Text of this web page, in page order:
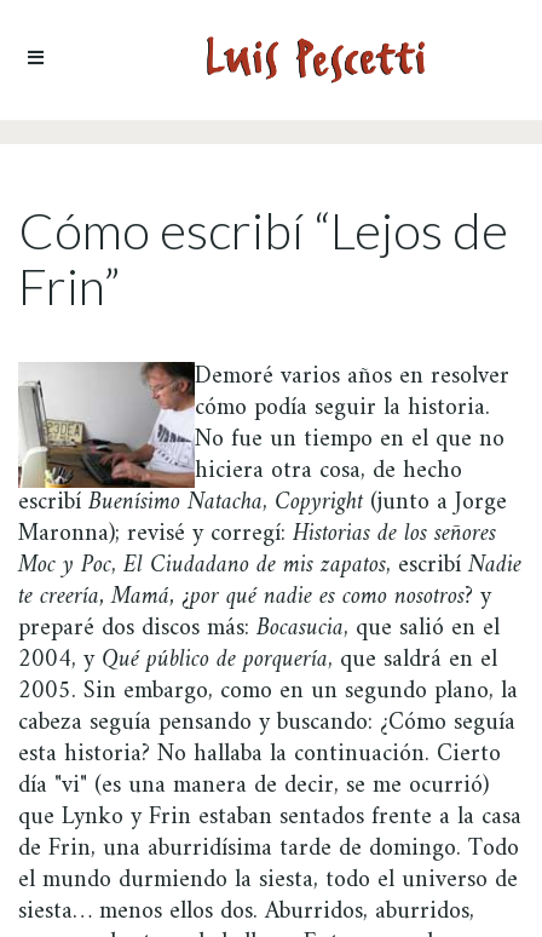
Cómo escribí­ “Lejos de
Frin”
Demoré varios años en resolver
cómo podía seguir la historia.
No fue un tiempo en el que no
hiciera otra cosa, de hecho
escribíBuenísimo Natacha, Copyright(junto a Jorge
Maronna); revisé y corregí: Historias de los señores
Moc y Poc, El Ciudadano de mis zapatos, escribíNadie
te creería, Mamá, ¿por qué nadie es como nosotros? y
preparé dos discos más: Bocasucia, que salió en el
2004, yQué público de porquería, que saldrá en el
2005. Sin embargo, como en un segundo plano, la
cabeza seguía pensando y buscando: ¿Cómo seguía
esta historia? No hallaba la continuación. Cierto
día "vi" (es una manera de decir, se me ocurrió)
que Lynko y Frin estaban sentados frente a la casa
de Frin, una aburridísima tarde de domingo. Todo
el mundo durmiendo la siesta, todo el universo de
siesta… menos ellos dos. Aburridos, aburridos,